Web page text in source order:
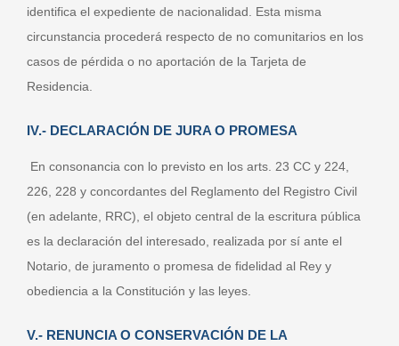
identifica el expediente de nacionalidad. Esta misma
circunstancia procederá respecto de no comunitarios en los
casos de pérdida o no aportación de la Tarjeta de
Residencia.
IV.- DECLARACIÓN DE JURA O PROMESA
En consonancia con lo previsto en los arts. 23 CC y 224,
226, 228 y concordantes del Reglamento del Registro Civil
(en adelante, RRC), el objeto central de la escritura pública
es la declaración del interesado, realizada por sí ante el
Notario, de juramento o promesa de fidelidad al Rey y
obediencia a la Constitución y las leyes.
V.- RENUNCIA O CONSERVACIÓN DE LA